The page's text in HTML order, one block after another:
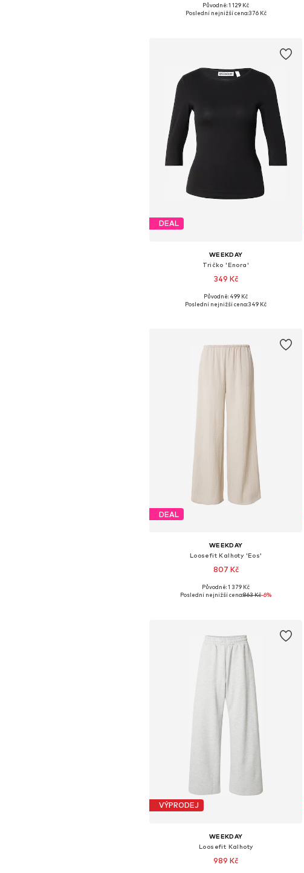
Dostupné velikosti: 34, 36, 38, 40
Původně: 1 129 Kč
Poslední nejnižší cena:376 Kč
DEAL
WEEKDAY
Tričko 'Enora'
349 Kč
Dostupné velikosti: XS, S, M, L
Původně: 499 Kč
Poslední nejnižší cena:349 Kč
DEAL
WEEKDAY
Loosefit Kalhoty 'Eos'
807 Kč
Dostupné velikosti: 34, 36, 38, 40
Původně: 1 379 Kč
Poslední nejnižší cena:863 Kč-6%
VÝPRODEJ
WEEKDAY
Loosefit Kalhoty
989 Kč